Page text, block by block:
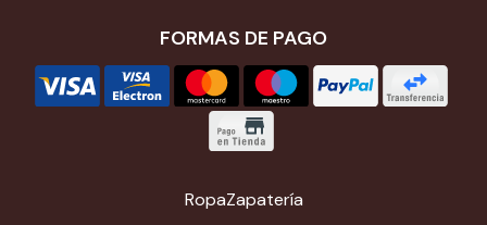
FORMAS DE PAGO
RopaZapatería